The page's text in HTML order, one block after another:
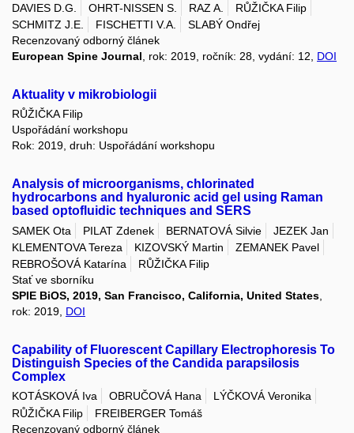
DAVIES D.G.
OHRT-NISSEN S. RAZ A.
RŮŽIČKA Filip
SCHMITZ J.E.
FISCHETTI V.A.
SLABÝ Ondřej
Recenzovaný odborný článek
European Spine Journal , rok: 2019, ročník: 28, vydání: 12, DOI
Aktuality v mikrobiologii
RŮŽIČKA Filip
Uspořádání workshopu
Rok: 2019, druh: Uspořádání workshopu
Analysis of microorganisms, chlorinated
hydrocarbons and hyaluronic acid gel using Raman
based optofluidic techniques and SERS
SAMEK Ota PILAT Zdenek BERNATOVÁ Silvie
JEZEK Jan
KLEMENTOVA Tereza
KIZOVSKÝ Martin
ZEMANEK Pavel
REBROŠOVÁ Katarína
RŮŽIČKA Filip
Stať ve sborníku
SPIE BiOS, 2019, San Francisco, California, United States
rok: 2019, DOI
Capability of Fluorescent Capillary Electrophoresis To
Distinguish Species of the Candida parapsilosis
Complex
KOTÁSKOVÁ Iva OBRUČOVÁ Hana
LÝČKOVÁ Veronika
RŮŽIČKA Filip
FREIBERGER Tomáš
Recenzovaný odborný článek